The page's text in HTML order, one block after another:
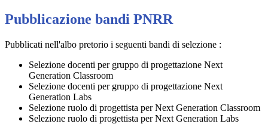
Pubblicazione bandi PNRR
Pubblicati nell'albo pretorio i seguenti bandi di selezione :
Selezione docenti per gruppo di progettazione Next
Generation Classroom
Selezione docenti per gruppo di progettazione Next
Generation Labs
Selezione ruolo di progettista per Next Generation Classroom
Selezione ruolo di progettista per Next Generation Labs